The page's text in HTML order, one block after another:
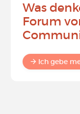
Was
Forum
Ich gebe